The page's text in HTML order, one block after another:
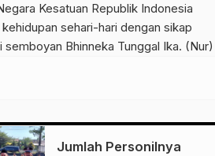
Kesatuan Republik Indonesia
sehari-hari dengan sikap
Bhinneka Tunggal Ika. (Nur)
Jumlah Personilnya